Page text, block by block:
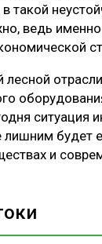
такой
ведь
ситуация
будет
и